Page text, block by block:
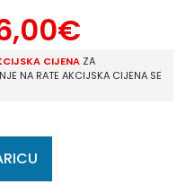
€
CIJENA ZA
NA RATE AKCIJSKA CIJENA SE